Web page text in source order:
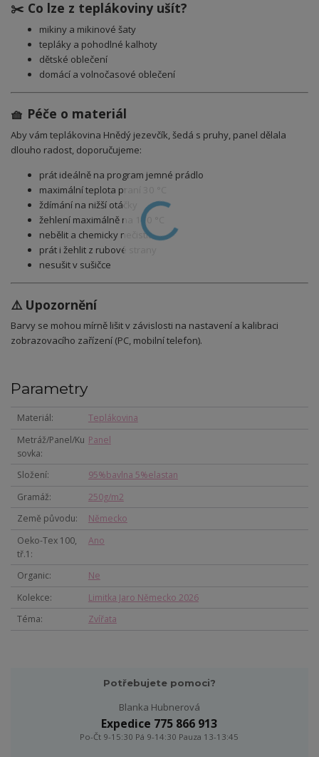
✂️ Co lze z teplákoviny ušít?
mikiny a mikinové šaty
tepláky a pohodlné kalhoty
dětské oblečení
domácí a volnočasové oblečení
🧺 Péče o materiál
Aby vám teplákovina Hnědý jezevčík, šedá s pruhy, panel dělala
dlouho radost, doporučujeme:
prát ideálně na program jemné prádlo
maximální teplota praní 30 °C
ždímání na nižší otáčky
žehlení maximálně na 110 °C
nebělit a chemicky nečistit
prát i žehlit z rubové strany
nesušit v sušičce
⚠️ Upozornění
Barvy se mohou mírně lišit v závislosti na nastavení a kalibraci
zobrazovacího zařízení (PC, mobilní telefon).
Parametry
Materiál
Teplákovina
Metráž/Panel/Ku
sovka
Panel
Složení
95%bavlna 5%elastan
Gramáž
250g/m2
Země původu
Německo
Oeko-Tex 100,
tř.1
Ano
Organic
Ne
Kolekce
Limitka Jaro Německo 2026
Téma
Zvířata
Potřebujete pomoci?
Blanka Hubnerová
Expedice 775 866 913
Po-Čt 9-15:30 Pá 9-14:30 Pauza 13-13:45